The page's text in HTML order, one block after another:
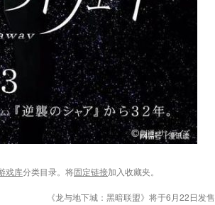
戏库分类目录。将固定链接加入收藏夹。
《龙与地下城：黑暗联盟》将于6月22日发售